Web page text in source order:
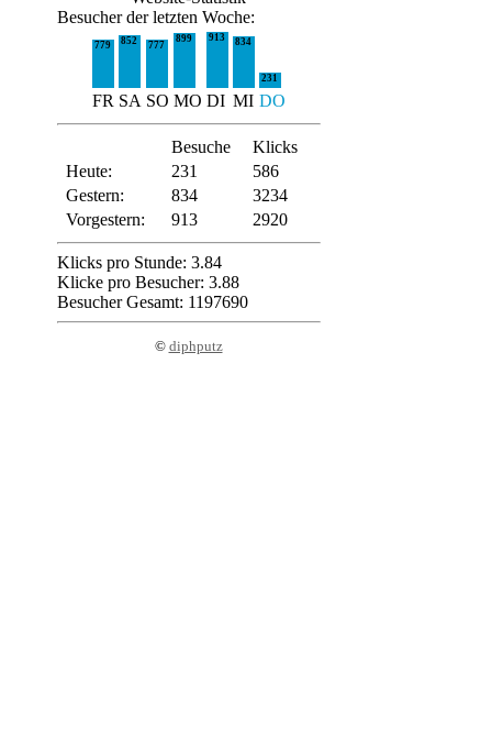
Besucher der letzten Woche:
779 852 777
899 913 834
231
FR SA SO MO DI MI DO
Besuche
Klicks
Heute:
231
586
Gestern:
834
3234
Vorgestern:
913 2920
Klicks pro Stunde: 3.84
Klicke pro Besucher: 3.88
Besucher Gesamt: 1197690
© diphputz